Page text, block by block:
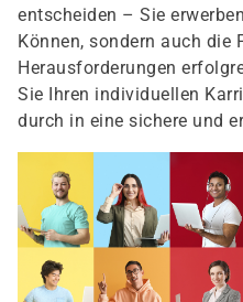
entscheiden – Sie
Können, sondern auch die
Herausforderungen
Sie Ihren individuellen
durch in eine sichere und